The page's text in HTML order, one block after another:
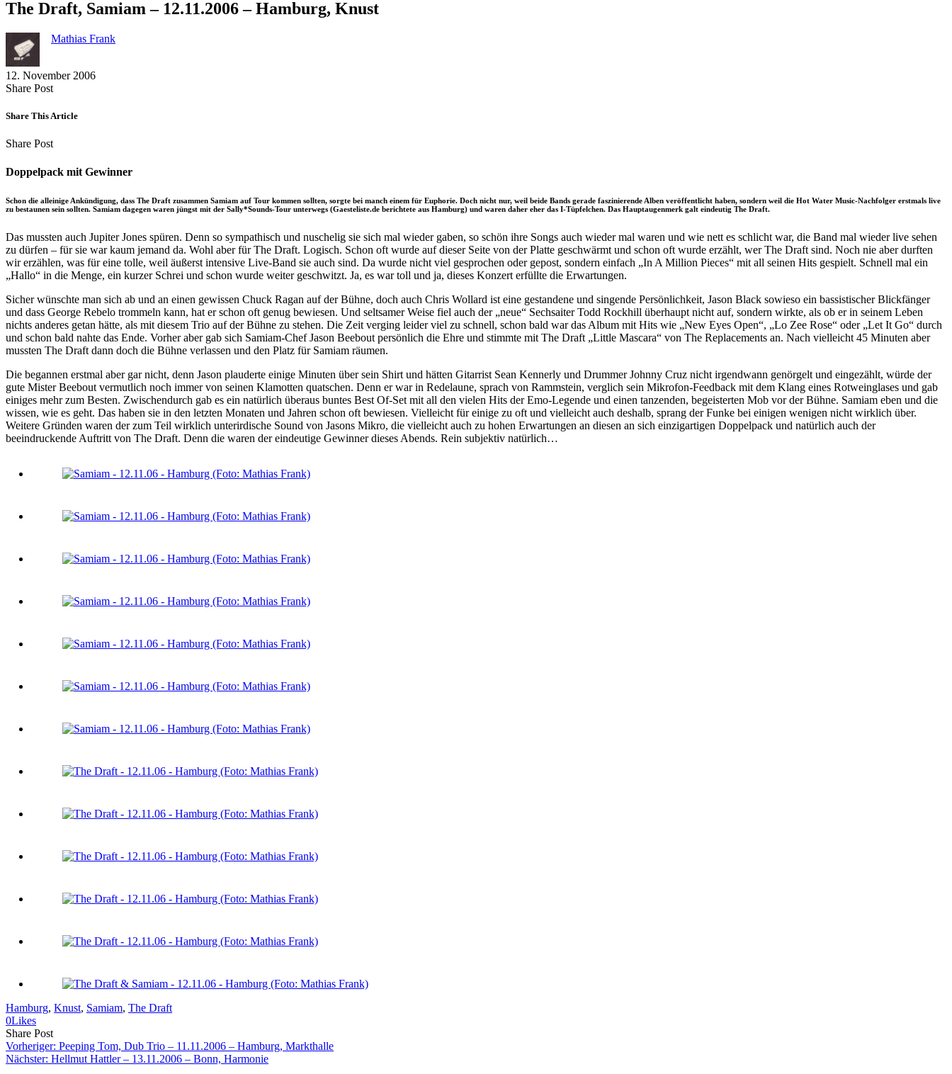
The Draft, Samiam – 12.11.2006 – Hamburg, Knust
Mathias Frank
12. November 2006
Share PostShare
Facebook
Copy
to
Send
via
Share This Article
Share PostShare
Facebook
Copy
to
Send
via
Doppelpack mit Gewinner
Schon die alleinige Ankündigung, dass The Draft zusammen Samiam auf Tour kommen sollten, sorgte bei manch einem für Euphorie. Doch nicht nur, weil beide Bands gerade faszinierende Alben veröffentlicht haben, sondern weil die Hot Water Music-Nachfolger erstmals live
zu bestaunen sein sollten. Samiam dagegen waren jüngst mit der Sally*Sounds-Tour unterwegs (Gaesteliste.de berichtete aus Hamburg) und waren daher eher das I-Tüpfelchen. Das Hauptaugenmerk galt eindeutig The Draft.
Das mussten auch Jupiter Jones spüren. Denn so sympathisch und nuschelig sie sich mal wieder gaben, so schön ihre Songs auch wieder mal waren und wie nett es schlicht war, die Band mal wieder live sehen
zu dürfen – für sie war kaum jemand da. Wohl aber für The Draft. Logisch. Schon oft wurde auf dieser Seite von der Platte geschwärmt und schon oft wurde erzählt, wer The Draft sind. Noch nie aber durften
wir erzählen, was für eine tolle, weil äußerst intensive Live-Band sie auch sind. Da wurde nicht viel gesprochen oder gepost, sondern einfach „In A Million Pieces“ mit all seinen Hits gespielt. Schnell mal ein
„Hallo“ in die Menge, ein kurzer Schrei und schon wurde weiter geschwitzt. Ja, es war toll und ja, dieses Konzert erfüllte die Erwartungen.
Sicher wünschte man sich ab und an einen gewissen Chuck Ragan auf der Bühne, doch auch Chris Wollard ist eine gestandene und singende Persönlichkeit, Jason Black sowieso ein bassistischer Blickfänger
und dass George Rebelo trommeln kann, hat er schon oft genug bewiesen. Und seltsamer Weise fiel auch der „neue“ Sechsaiter Todd Rockhill überhaupt nicht auf, sondern wirkte, als ob er in seinem Leben
nichts anderes getan hätte, als mit diesem Trio auf der Bühne zu stehen. Die Zeit verging leider viel zu schnell, schon bald war das Album mit Hits wie „New Eyes Open“, „Lo Zee Rose“ oder „Let It Go“ durch
und schon bald nahte das Ende. Vorher aber gab sich Samiam-Chef Jason Beebout persönlich die Ehre und stimmte mit The Draft „Little Mascara“ von The Replacements an. Nach vielleicht 45 Minuten aber
mussten The Draft dann doch die Bühne verlassen und den Platz für Samiam räumen.
Die begannen erstmal aber gar nicht, denn Jason plauderte einige Minuten über sein Shirt und hätten Gitarrist Sean Kennerly und Drummer Johnny Cruz nicht irgendwann genörgelt und eingezählt, würde der
gute Mister Beebout vermutlich noch immer von seinen Klamotten quatschen. Denn er war in Redelaune, sprach von Rammstein, verglich sein Mikrofon-Feedback mit dem Klang eines Rotweinglases und gab
einiges mehr zum Besten. Zwischendurch gab es ein natürlich überaus buntes Best Of-Set mit all den vielen Hits der Emo-Legende und einen tanzenden, begeisterten Mob vor der Bühne. Samiam eben und die
wissen, wie es geht. Das haben sie in den letzten Monaten und Jahren schon oft bewiesen. Vielleicht für einige zu oft und vielleicht auch deshalb, sprang der Funke bei einigen wenigen nicht wirklich über.
Weitere Gründen waren der zum Teil wirklich unterirdische Sound von Jasons Mikro, die vielleicht auch zu hohen Erwartungen an diesen an sich einzigartigen Doppelpack und natürlich auch der
beeindruckende Auftritt von The Draft. Denn die waren der eindeutige Gewinner dieses Abends. Rein subjektiv natürlich…
Hamburg, Knust, Samiam, The Draft
0Likes
Share PostShare
on
Facebook
Copy
URL
to
Send
Link
via
Vorheriger: Peeping Tom, Dub Trio – 11.11.2006 – Hamburg, Markthalle
Nächster: Hellmut Hattler – 13.11.2006 – Bonn, Harmonie